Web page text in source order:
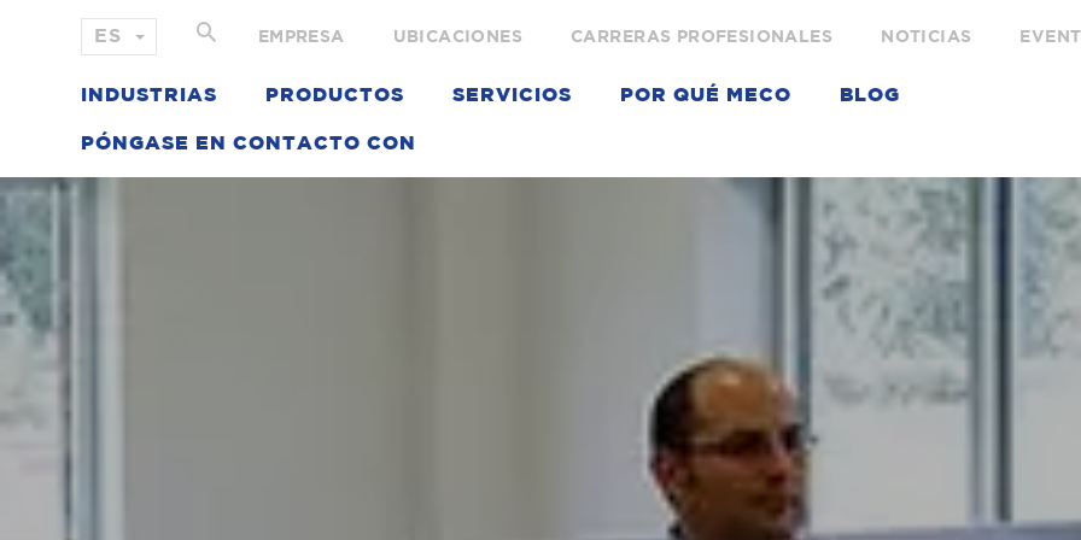
EMPRESA UBICACIONES CARRERAS PROFESIONALES NOTICIAS
INDUSTRIAS PRODUCTOS SERVICIOS POR QUÉ MECO BLOG
PÓNGASE EN CONTACTO CON